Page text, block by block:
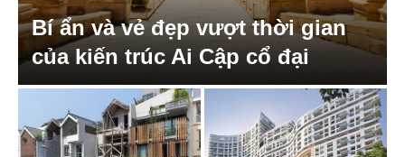
Bí ẩn và vẻ đẹp vượt thời gian
của kiến trúc Ai Cập cổ đại